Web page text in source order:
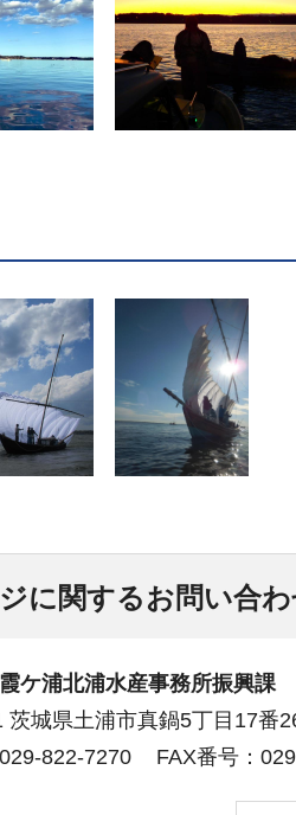
に関するお問い合
ケ浦北浦水産事務所振興課
茨城県土浦市真鍋5丁目17番
822-7270
FAX番号：